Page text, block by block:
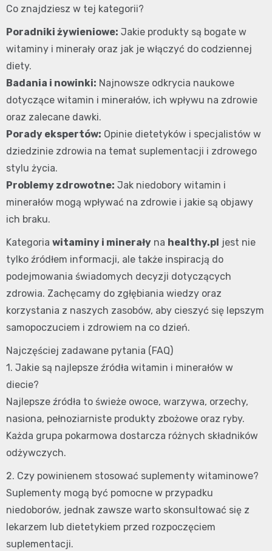
Co znajdziesz w tej kategorii?
Poradniki żywieniowe: Jakie produkty są bogate w
witaminy i minerały oraz jak je włączyć do codziennej
diety.
Badania i nowinki: Najnowsze odkrycia naukowe
dotyczące witamin i minerałów, ich wpływu na zdrowie
oraz zalecane dawki.
Porady ekspertów: Opinie dietetyków i specjalistów w
dziedzinie zdrowia na temat suplementacji i zdrowego
stylu życia.
Problemy zdrowotne: Jak niedobory witamin i
minerałów mogą wpływać na zdrowie i jakie są objawy
ich braku.
Kategoria witaminy i minerały na healthy.pl jest nie
tylko źródłem informacji, ale także inspiracją do
podejmowania świadomych decyzji dotyczących
zdrowia. Zachęcamy do zgłębiania wiedzy oraz
korzystania z naszych zasobów, aby cieszyć się lepszym
samopoczuciem i zdrowiem na co dzień.
Najczęściej zadawane pytania (FAQ)
1. Jakie są najlepsze źródła witamin i minerałów w
diecie?
Najlepsze źródła to świeże owoce, warzywa, orzechy,
nasiona, pełnoziarniste produkty zbożowe oraz ryby.
Każda grupa pokarmowa dostarcza różnych składników
odżywczych.
2. Czy powinienem stosować suplementy witaminowe?
Suplementy mogą być pomocne w przypadku
niedoborów, jednak zawsze warto skonsultować się z
lekarzem lub dietetykiem przed rozpoczęciem
suplementacji.